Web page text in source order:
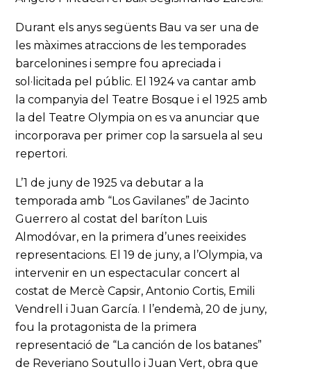
Durant els anys següents Bau va ser una de
les màximes atraccions de les temporades
barcelonines i sempre fou apreciada i
sol·licitada pel públic. El 1924 va cantar amb
la companyia del Teatre Bosque i el 1925 amb
la del Teatre Olympia on es va anunciar que
incorporava per primer cop la sarsuela al seu
repertori.
L’1 de juny de 1925 va debutar a la
temporada amb “Los Gavilanes” de Jacinto
Guerrero al costat del baríton Luis
Almodóvar, en la primera d’unes reeixides
representacions. El 19 de juny, a l’Olympia, va
intervenir en un espectacular concert al
costat de Mercè Capsir, Antonio Cortis, Emili
Vendrell i Juan García. I l’endemà, 20 de juny,
fou la protagonista de la primera
representació de “La canción de los batanes”
de Reveriano Soutullo i Juan Vert, obra que